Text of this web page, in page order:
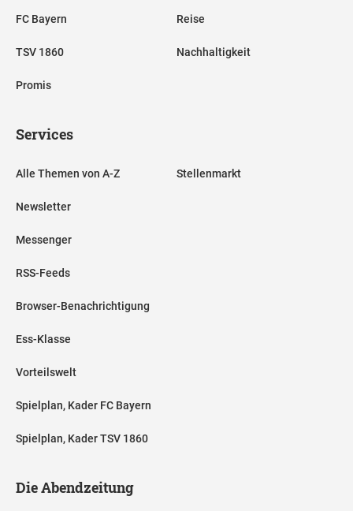
FC Bayern
TSV 1860
Promis
Reise
Nachhaltigkeit
Services
Alle Themen von A-Z
Newsletter
Messenger
RSS-Feeds
Browser-Benachrichtigung
Ess-Klasse
Vorteilswelt
Spielplan, Kader FC Bayern
Spielplan, Kader TSV 1860
Stellenmarkt
Die Abendzeitung